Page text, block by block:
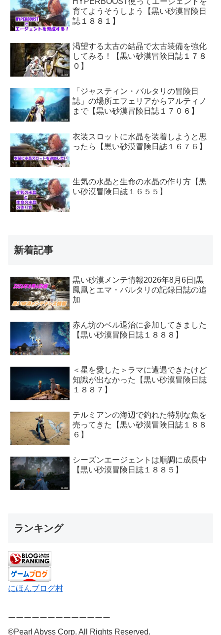
育てようそうしよう【黒い砂漠冒険日
誌１８８１】
渇望する太古の結晶で太古装備を強化
してみる！【黒い砂漠冒険日誌１７８
０】
「ジャスティン・バルタリの冒険日
誌」の場所エフェリアからアルティノ
まで【黒い砂漠冒険日誌１７０６】
衣装スロットに水晶を装着しようと思
ったら【黒い砂漠冒険日誌１６７６】
生気の水晶と生命の水晶の作り方【黒
い砂漠冒険日誌１６５５】
新着記事
黒い砂漠メンテ情報2026年8月6日|黒
鳳凰とエマ・バルタリの記録日誌の追
加
赤ん坊のベル退治に参加してきました
【黒い砂漠冒険日誌１８８８】
＜星を愛した＞ラマに遭遇できたけど
知識が出なかった【黒い砂漠冒険日誌
１８８７】
テルミアンの海辺で釣れた特別な魚を
売ってきた【黒い砂漠冒険日誌１８８
６】
シーズンエージェントは順調に成長中
【黒い砂漠冒険日誌１８８５】
ランキング
にほんブログ村
ーーーーーーーーーーーーー
©Pearl Abyss Corp. All Rights Reserved.